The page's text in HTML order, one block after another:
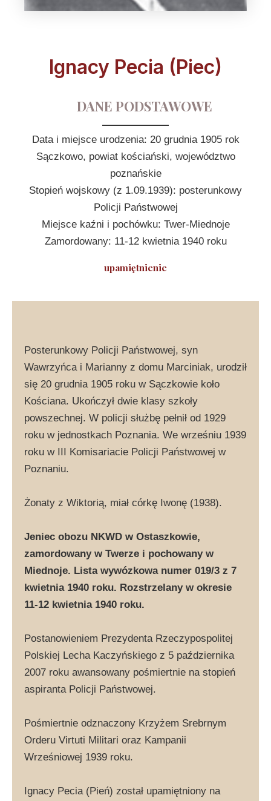
Ignacy Pecia (Piec)
DANE PODSTAWOWE
Data i miejsce urodzenia: 20 grudnia 1905 rok
Sączkowo, powiat kościański, województwo
poznańskie
Stopień wojskowy (z 1.09.1939): posterunkowy
Policji Państwowej
Miejsce kaźni i pochówku: Twer-Miednoje
Zamordowany: 11-12 kwietnia 1940 roku
upamiętnienie
Posterunkowy Policji Państwowej, syn
Wawrzyńca i Marianny z domu Marciniak, urodził
się 20 grudnia 1905 roku w Sączkowie koło
Kościana. Ukończył dwie klasy szkoły
powszechnej. W policji służbę pełnił od 1929
roku w jednostkach Poznania. We wrześniu 1939
roku w III Komisariacie Policji Państwowej w
Poznaniu.
Żonaty z Wiktorią, miał córkę Iwonę (1938).
Jeniec obozu NKWD w Ostaszkowie,
zamordowany w Twerze i pochowany w
Miednoje. Lista wywózkowa numer 019/3 z 7
kwietnia 1940 roku. Rozstrzelany w okresie
11-12 kwietnia 1940 roku.
Postanowieniem Prezydenta Rzeczypospolitej
Polskiej Lecha Kaczyńskiego z 5 października
2007 roku awansowany pośmiertnie na stopień
aspiranta Policji Państwowej.
Pośmiertnie odznaczony Krzyżem Srebrnym
Orderu Virtuti Militari oraz Kampanii
Wrześniowej 1939 roku.
Ignacy Pecia (Pień) został upamiętniony na